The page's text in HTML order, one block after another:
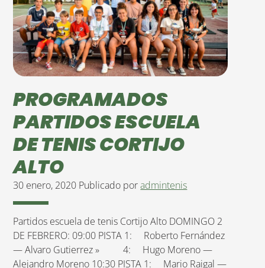
PROGRAMADOS
PARTIDOS ESCUELA
DE TENIS CORTIJO
ALTO
30 enero, 2020 Publicado poradmintenis
Partidos escuela de tenis Cortijo Alto DOMINGO 2
DE FEBRERO: 09:00 PISTA 1: Roberto Fernández
— Alvaro Gutierrez » 4: Hugo Moreno —
Alejandro Moreno 10:30 PISTA 1: Mario Raigal —